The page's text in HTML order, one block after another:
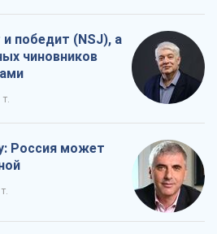
победит (NSJ), а
чиновников
т.
Россия может